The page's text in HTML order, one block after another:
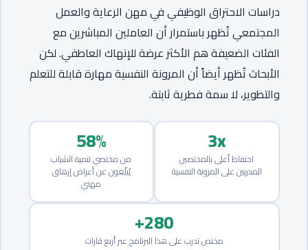
دراسات الاحتراق الوظيفي في مهن الرعاية والعمل
المجتمعي تُظهر باستمرار أن العاملين المباشرين مع
الفئات الضعيفة هم الأكثر عرضة للإنهاك العاطفي. لكن
الأبحاث تُظهر أيضاً أن المرونة النفسية مهارة قابلة للتعلم
والتطوير، لا سمة فطرية ثابتة.
58%
من مختصي تنمية الشباب
يُبلّغون عن أعراض إرهاق
مهني
3x
احتفاظ أعلى بالمختصين
المدربين على المرونة النفسية
280+
مختص تدرب على هذا البرنامج عبر أربع قارات